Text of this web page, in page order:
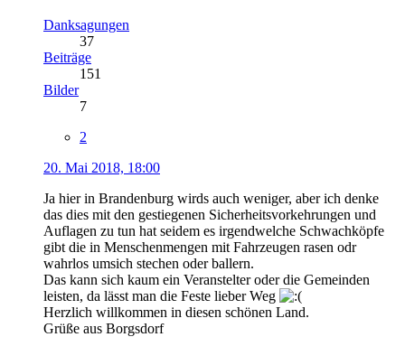
Danksagungen
37
Beiträge
151
Bilder
7
2
20. Mai 2018, 18:00
Ja hier in Brandenburg wirds auch weniger, aber ich denke
das dies mit den gestiegenen Sicherheitsvorkehrungen und
Auflagen zu tun hat seidem es irgendwelche Schwachköpfe
gibt die in Menschenmengen mit Fahrzeugen rasen odr
wahrlos umsich stechen oder ballern.
Das kann sich kaum ein Veranstelter oder die Gemeinden
leisten, da lässt man die Feste lieber Weg
Herzlich willkommen in diesen schönen Land.
Grüße aus Borgsdorf